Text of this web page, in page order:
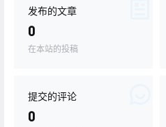
发布的文章
0
在本站的投稿
提交的评论
0